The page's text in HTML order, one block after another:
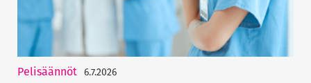
Pelisäännöt 6.7.2026